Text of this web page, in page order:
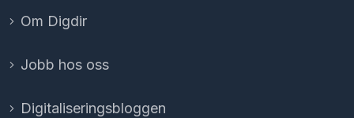
Om Digdir
Jobb hos oss
Digitaliserings­bloggen